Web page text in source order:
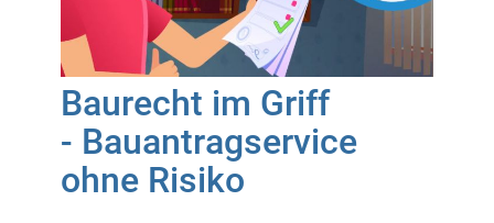
Baurecht im Griff
- Bauantragservice
ohne Risiko